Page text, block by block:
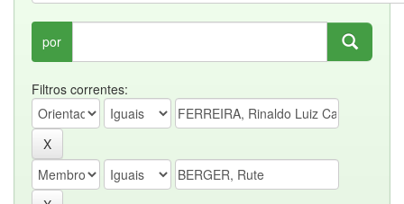
por
Filtros correntes: